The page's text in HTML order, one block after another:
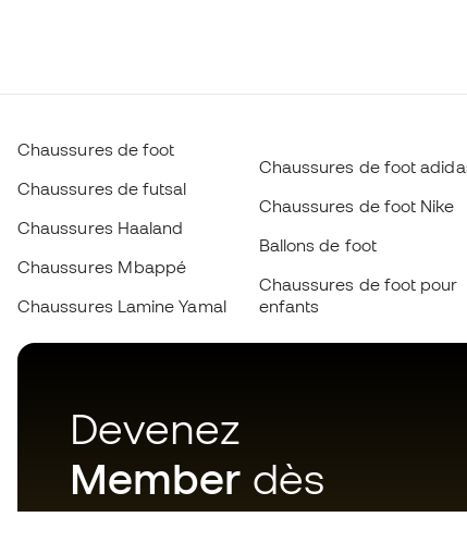
Chaussures de foot
Chaussures de futsal
Chaussures Haaland
Chaussures Mbappé
Chaussures Lamine Yamal
Chaussures de foot
Chaussures de foot Nike
Ballons de foot
Chaussures de foot pour
enfants
Devenez
Member dès
maintenant